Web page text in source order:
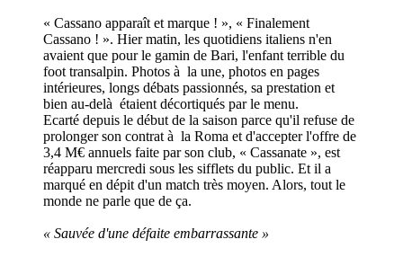
« Cassano apparaît et marque ! », « Finalement
Cassano ! ». Hier matin, les quotidiens italiens n'en
avaient que pour le gamin de Bari, l'enfant terrible du
foot transalpin. Photos à la une, photos en pages
intérieures, longs débats passionnés, sa prestation et
bien au-delà étaient décortiqués par le menu.
Ecarté depuis le début de la saison parce qu'il refuse de
prolonger son contrat à la Roma et d'accepter l'offre de
3,4 M€ annuels faite par son club, « Cassanate », est
réapparu mercredi sous les sifflets du public. Et il a
marqué en dépit d'un match très moyen. Alors, tout le
monde ne parle que de ça.
« Sauvée d'une défaite embarrassante »